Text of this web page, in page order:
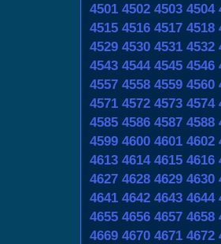
4501 4502 4503 4504
4515 4516 4517 4518
4529 4530 4531 4532
4543 4544 4545 4546
4557 4558 4559 4560
4571 4572 4573 4574
4585 4586 4587 4588
4599 4600 4601 4602
4613 4614 4615 4616
4627 4628 4629 4630
4641 4642 4643 4644
4655 4656 4657 4658
4669 4670 4671 4672